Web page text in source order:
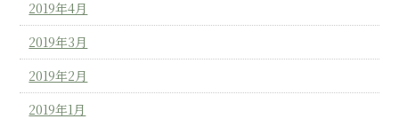
2019年4月
2019年3月
2019年2月
2019年1月